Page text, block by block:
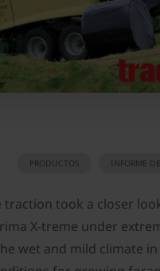
INFORME
PRODUCTOS
traction took a closer
X-treme under
wet and mild climate